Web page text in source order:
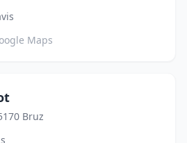
Maps
Bruz